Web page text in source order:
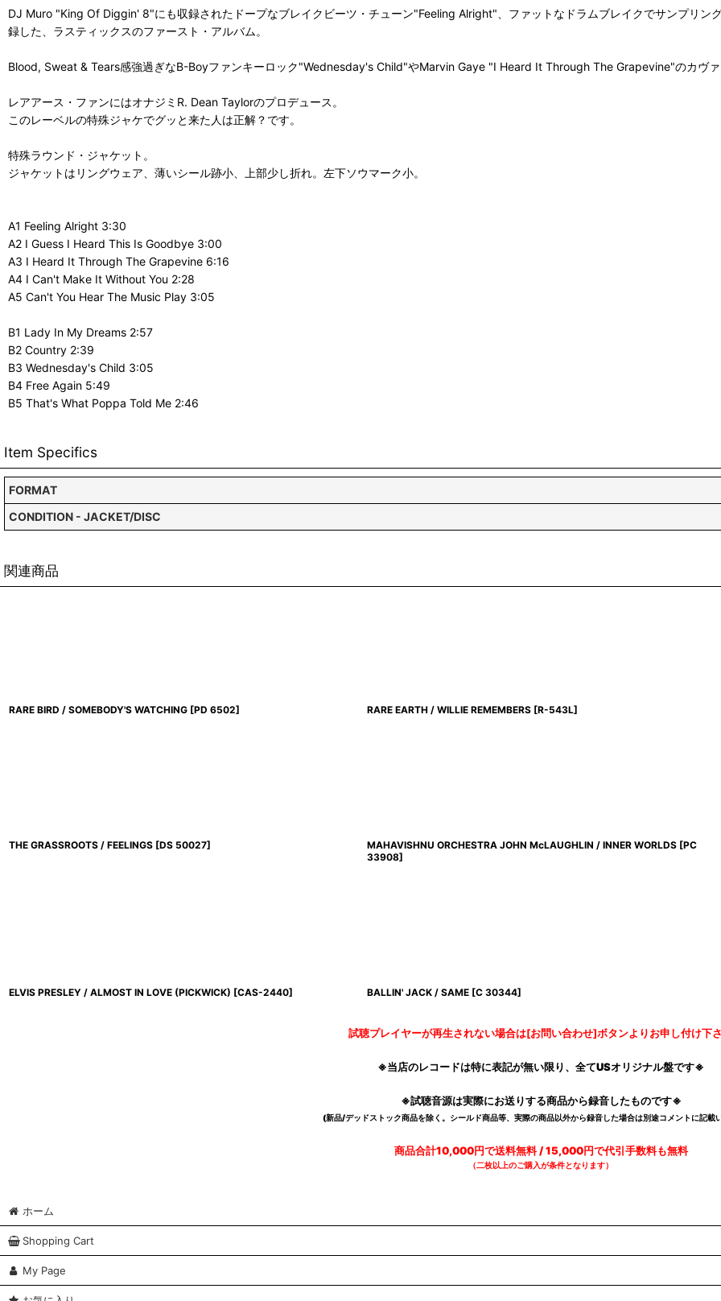
DJ Muro "King Of Diggin' 8"にも収録されたドープなブレイクビーツ・チューン"Feeling Alright"、ファットなドラムブレイクでサンプリ
録した、ラスティックスのファースト・アルバム。
Blood, Sweat & Tears感強過ぎなB-Boyファンキーロック"Wednesday's Child"やMarvin Gaye "I Heard It Through The Grapevine"のカヴァ
レアアース・ファンにはオナジミR. Dean Taylorのプロデュース。
このレーベルの特殊ジャケでグッと来た人は正解？です。
特殊ラウンド・ジャケット。
ジャケットはリングウェア、薄いシール跡小、上部少し折れ。左下ソウマーク小。
A1 Feeling Alright 3:30
A2 I Guess I Heard This Is Goodbye 3:00
A3 I Heard It Through The Grapevine 6:16
A4 I Can't Make It Without You 2:28
A5 Can't You Hear The Music Play 3:05
B1 Lady In My Dreams 2:57
B2 Country 2:39
B3 Wednesday's Child 3:05
B4 Free Again 5:49
B5 That's What Poppa Told Me 2:46
Item Specifics
FORMAT
CONDITION - JACKET/DISC
関連商品
RARE BIRD / SOMEBODY'S WATCHING [PD 6502] RARE EARTH / WILLIE REMEMBERS [R-543L]
THE GRASSROOTS / FEELINGS [DS 50027] MAHAVISHNU ORCHESTRA JOHN McLAUGHLIN / INNER WORLDS [PC
33908]
ELVIS PRESLEY / ALMOST IN LOVE (PICKWICK) [CAS-2440] BALLIN' JACK / SAME [C 30344]
試聴プレイヤーが再生されない場合は[お問い合わせ]ボタンよりお申し付け下
※当店のレコードは特に表記が無い限り、全てUSオリジナル盤です※
※試聴音源は実際にお送りする商品から録音したものです※
(新品/デッドストック商品を除く。シールド商品等、実際の商品以外から録音した場合は別途コメントに記載
商品合計10,000円で送料無料 / 15,000円で代引手数料も無料
（二枚以上のご購入が条件となります）
ホーム
Shopping Cart
My Page